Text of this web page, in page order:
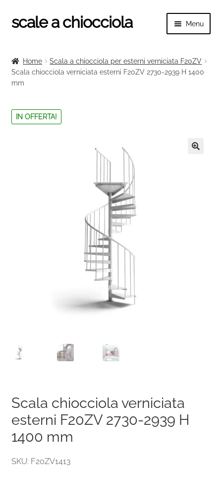
Vai
alla
Vai
al
scale a chiocciola Menu
il
menu
Tutte le scale
Ringhiere e balaustre
menu
Home
Scala a chiocciola per esterni verniciata F20ZV
Scala chiocciola verniciata esterni F20ZV 2730-2939 H 1400
mm
IN OFFERTA!
Scala chiocciola verniciata
esterni F20ZV 2730-2939 H
1400 mm
SKU: F20ZV1413